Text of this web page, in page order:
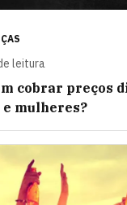
leitura
cobrar preços
mulheres?